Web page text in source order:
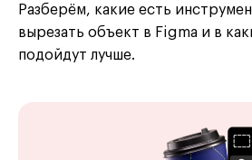
Разберём, какие есть
вырезать объект в Figma и в
подойдут лучше.